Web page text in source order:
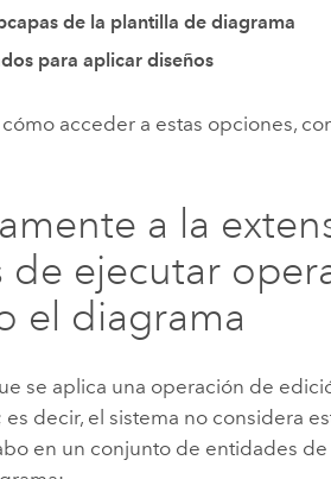
de la plantilla de diagrama
para aplicar diseños
acceder a estas opciones,
a la
ejecutar
el diagrama
se aplica una operación de
decir, el sistema no considera
en un conjunto de entidades